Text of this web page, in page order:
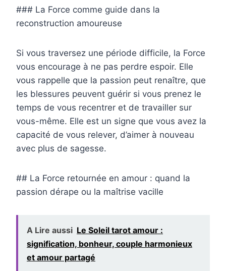
### La Force comme guide dans la
reconstruction amoureuse
Si vous traversez une période difficile, la Force
vous encourage à ne pas perdre espoir. Elle
vous rappelle que la passion peut renaître, que
les blessures peuvent guérir si vous prenez le
temps de vous recentrer et de travailler sur
vous-même. Elle est un signe que vous avez la
capacité de vous relever, d’aimer à nouveau
avec plus de sagesse.
## La Force retournée en amour : quand la
passion dérape ou la maîtrise vacille
A Lire aussi Le Soleil tarot amour :
signification, bonheur, couple harmonieux
et amour partagé